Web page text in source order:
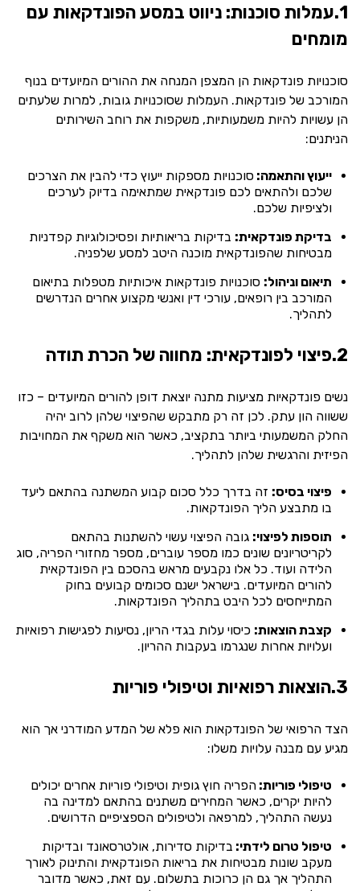
1.עמלות סוכנות: ניווט במסע הפונדקאות עם
מומחים
סוכנויות פונדקאות הן המצפן המנחה את ההורים המיועדים בנוף
המורכב של פונדקאות. העמלות שסוכנויות גובות, למרות שלעתים
הן עשויות להיות משמעותיות, משקפות את רוחב השירותים
הניתנים:
ייעוץ והתאמה: סוכנויות מספקות ייעוץ כדי להבין את הצרכים
שלכם ולהתאים לכם פונדקאית שמתאימה בדיוק לערכים
ולציפיות שלכם.
בדיקת פונדקאית: בדיקות בריאותיות ופסיכולוגיות קפדניות
מבטיחות שהפונדקאית מוכנה היטב למסע שלפניה.
תיאום וניהול: סוכנויות פונדקאות איכותיות מטפלות בתיאום
המורכב בין רופאים, עורכי דין ואנשי מקצוע אחרים הנדרשים
לתהליך.
2.פיצוי לפונדקאית: מחווה של הכרת תודה
נשים פונדקאיות מציעות מתנה יוצאת דופן להורים המיועדים – כזו
ששווה הון עתק. לכן זה רק מתבקש שהפיצוי שלהן לרוב יהיה
החלק המשמעותי ביותר בתקציב, כאשר הוא משקף את המחויבות
הפיזית והרגשית שלהן לתהליך.
פיצוי בסיס: זה בדרך כלל סכום קבוע המשתנה בהתאם ליעד
בו מתבצע הליך הפונדקאות.
תוספות לפיצוי: גובה הפיצוי עשוי להשתנות בהתאם
לקריטריונים שונים כמו מספר עוברים, מספר מחזורי הפריה, סוג
הלידה ועוד. כל אלו נקבעים מראש בהסכם בין הפונדקאית
להורים המיועדים. בישראל ישנם סכומים קבועים בחוק
המתייחסים לכל היבט בתהליך הפונדקאות.
קצבת הוצאות: כיסוי עלות בגדי הריון, נסיעות לפגישות רפואיות
ועלויות אחרות שנגרמו בעקבות ההריון.
3.הוצאות רפואיות וטיפולי פוריות
הצד הרפואי של הפונדקאות הוא פלא של המדע המודרני אך הוא
מגיע עם מבנה עלויות משלו:
טיפולי פוריות: הפריה חוץ גופית וטיפולי פוריות אחרים יכולים
להיות יקרים, כאשר המחירים משתנים בהתאם למדינה בה
נעשה התהליך, למרפאה ולטיפולים הספציפיים הדרושים.
טיפול טרום לידתי: בדיקות סדירות, אולטרסאונד ובדיקות
מעקב שונות מבטיחות את בריאות הפונדקאית והתינוק לאורך
התהליך אך גם הן כרוכות בתשלום. עם זאת, כאשר מדובר